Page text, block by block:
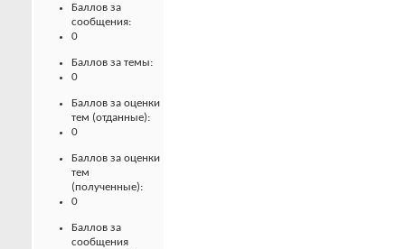
Баллов за
сообщения:
0
Баллов за темы:
0
Баллов за оценки
тем (отданные):
0
Баллов за оценки
тем
(полученные):
0
Баллов за
сообщения